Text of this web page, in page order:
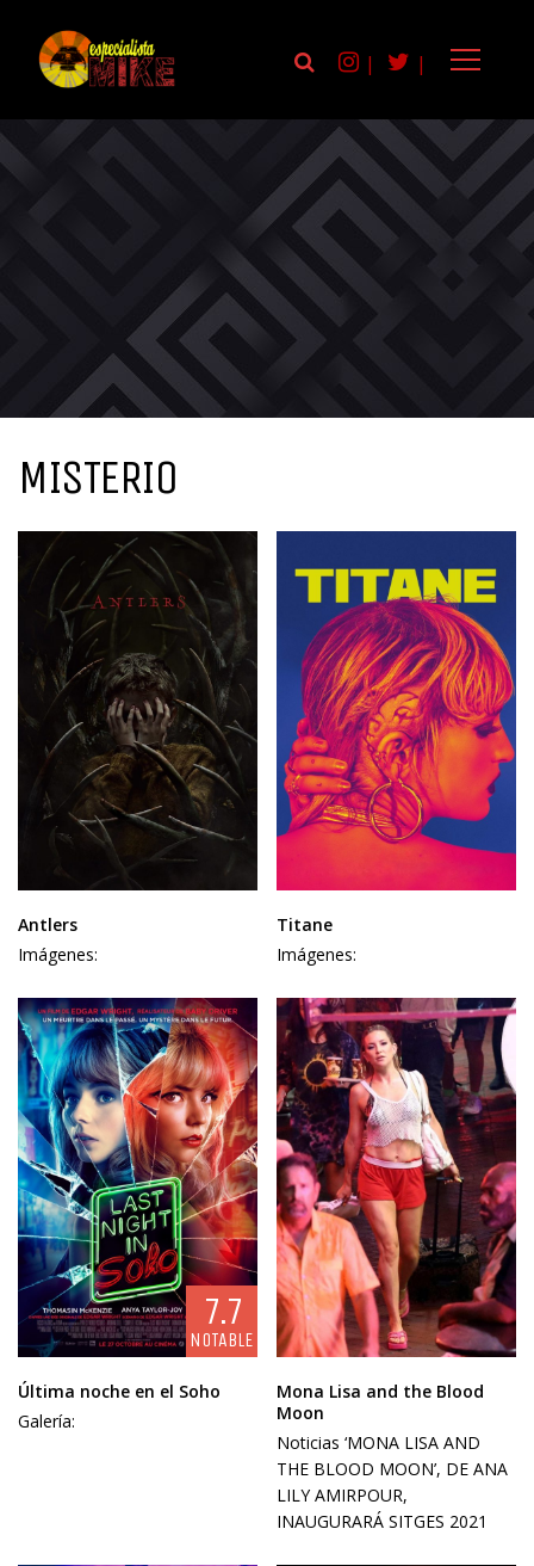
| |
MISTERIO
Antlers
Imágenes:
Titane
Imágenes:
7.7
NOTABLE
Última noche en el Soho
Galería:
Mona Lisa and the Blood
Moon
Noticias ‘MONA LISA AND
THE BLOOD MOON’, DE ANA
LILY AMIRPOUR,
INAUGURARÁ SITGES 2021